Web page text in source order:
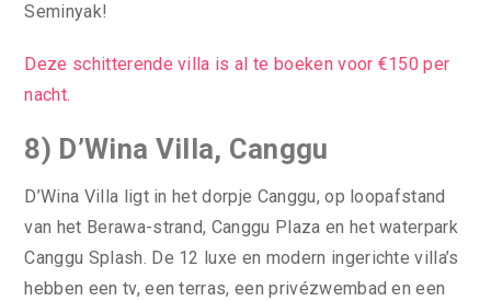
Seminyak!
Deze schitterende villa is al te boeken voor €150 per
nacht.
8) D’Wina Villa, Canggu
D’Wina Villa ligt in het dorpje Canggu, op loopafstand
van het Berawa-strand, Canggu Plaza en het waterpark
Canggu Splash. De 12 luxe en modern ingerichte villa’s
hebben een tv, een terras, een privézwembad en een